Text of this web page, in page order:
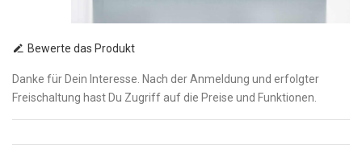
Bewerte das Produkt
Danke für Dein Interesse. Nach der Anmeldung und erfolgter
Freischaltung hast Du Zugriff auf die Preise und Funktionen.